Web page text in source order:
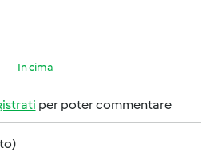
In cima
per poter commentare